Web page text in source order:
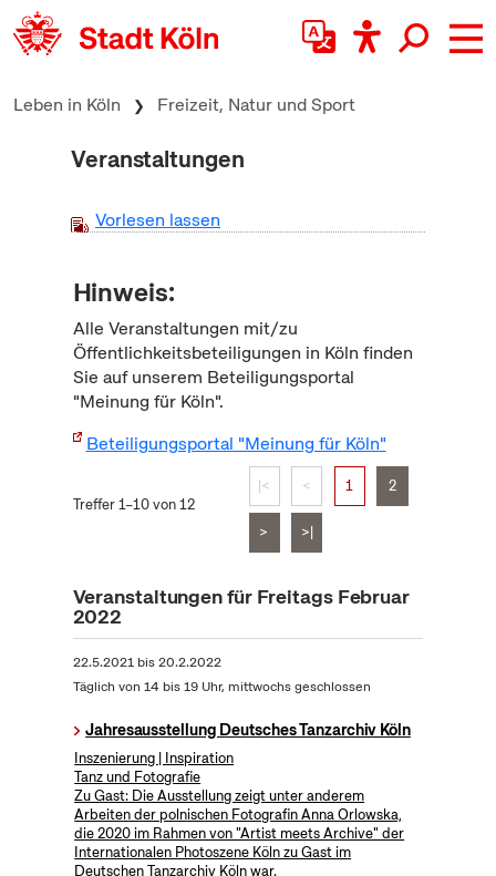
zum Inhalt springen
Leben in Köln Freizeit, Natur und Sport
Veranstaltungen
Vorlesen lassen
Hinweis:
Alle Veranstaltungen mit/zu
Öffentlichkeitsbeteiligungen in Köln finden
Sie auf unserem Beteiligungsportal
"Meinung für Köln".
Beteiligungsportal "Meinung für Köln"
Treffer 1–10 von 12
|< < 1 2
> >|
Veranstaltungen für Freitags Februar
2022
22.5.2021bis20.2.2022
Täglich von 14 bis 19 Uhr, mittwochs geschlossen
Jahresausstellung Deutsches Tanzarchiv Köln
Inszenierung | Inspiration
Tanz und Fotografie
Zu Gast: Die Ausstellung zeigt unter anderem
Arbeiten der polnischen Fotografin Anna Orlowska,
die 2020 im Rahmen von "Artist meets Archive" der
Internationalen Photoszene Köln zu Gast im
Deutschen Tanzarchiv Köln war.